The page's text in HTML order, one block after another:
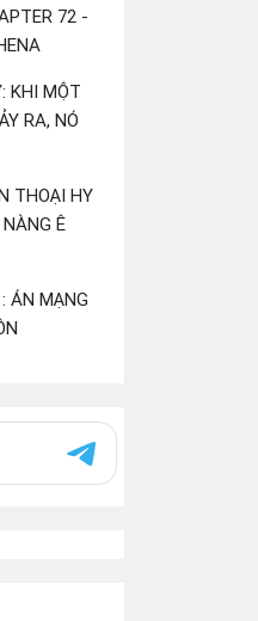
72 -
KHI MỘT
RA, NÓ
THOẠI HY
Ê
ÁN MẠNG